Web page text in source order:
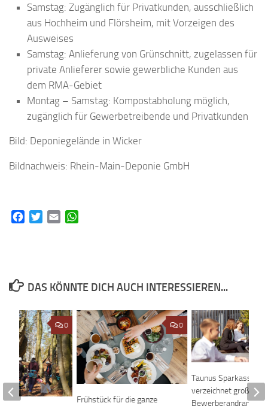
Samstag: Zugänglich für Privatkunden, ausschließlich
aus Hochheim und Flörsheim, mit Vorzeigen des
Ausweises
Samstag: Anlieferung von Grünschnitt, zugelassen für
private Anlieferer sowie gewerbliche Kunden aus
dem RMA-Gebiet
Montag – Samstag: Kompostabholung möglich,
zugänglich für Gewerbetreibende und Privatkunden
Bild: Deponiegelände in Wicker
Bildnachweis: Rhein-Main-Deponie GmbH
FacebookTwitterEmail
DAS KÖNNTE DICH AUCH INTERESSIEREN...
0
Frühstück für die ganze
Taunus Sparkasse
verzeichnet großen
Bewerberandrang für
0